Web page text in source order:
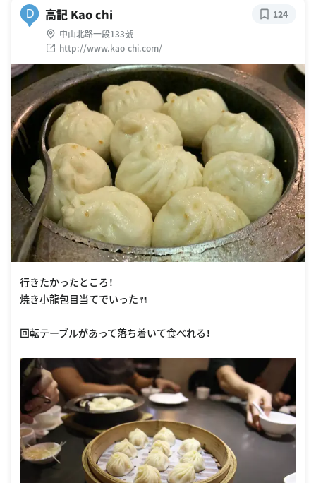
D 高記 Kao chi
中山北路一段133號
http://www.kao-chi.com/
124
行きたかったところ！
焼き小龍包目当てでいった🍴
回転テーブルがあって落ち着いて食べれる！